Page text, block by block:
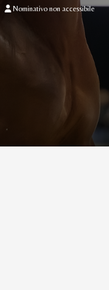
Nominativo non accessibile